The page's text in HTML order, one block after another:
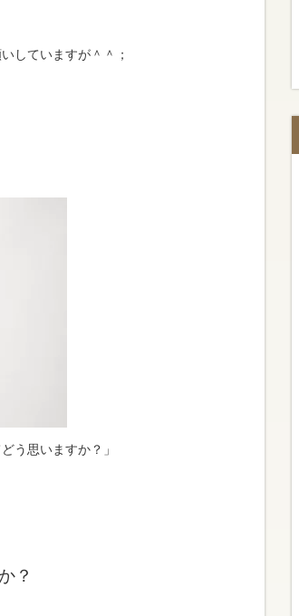
していますが＾＾；
う思いますか？」
？